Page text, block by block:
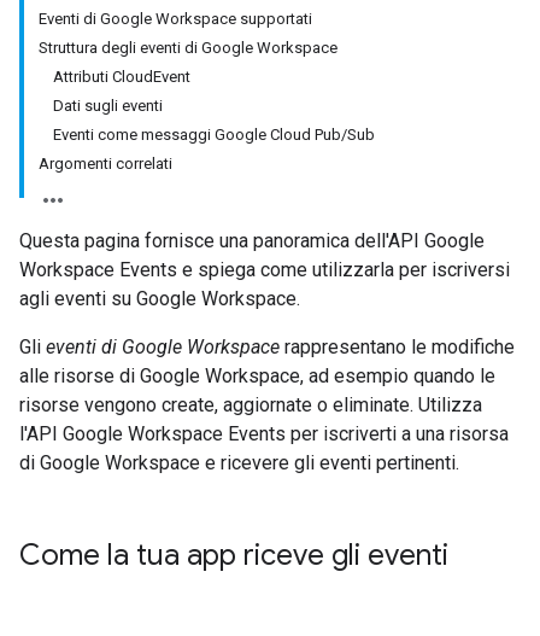
Eventi di Google Workspace supportati
Struttura degli eventi di Google Workspace
Attributi CloudEvent
Dati sugli eventi
Eventi come messaggi Google Cloud Pub/Sub
Argomenti correlati
Questa pagina fornisce una panoramica dell'API Google
Workspace Events e spiega come utilizzarla per iscriversi
agli eventi su Google Workspace.
Gli eventi di Google Workspace rappresentano le modifiche
alle risorse di Google Workspace, ad esempio quando le
risorse vengono create, aggiornate o eliminate. Utilizza
l'API Google Workspace Events per iscriverti a una risorsa
di Google Workspace e ricevere gli eventi pertinenti.
Come la tua app riceve gli eventi